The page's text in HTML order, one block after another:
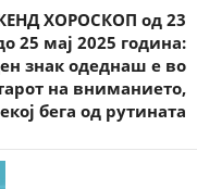
ХОРОСКОП од 23
25 мај 2025 година:
знак одеднаш е во
на вниманието,
бега од рутината